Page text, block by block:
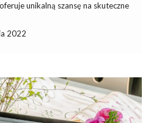
unikalną szansę na skuteczne
odpowiednie narzędzia i
2022